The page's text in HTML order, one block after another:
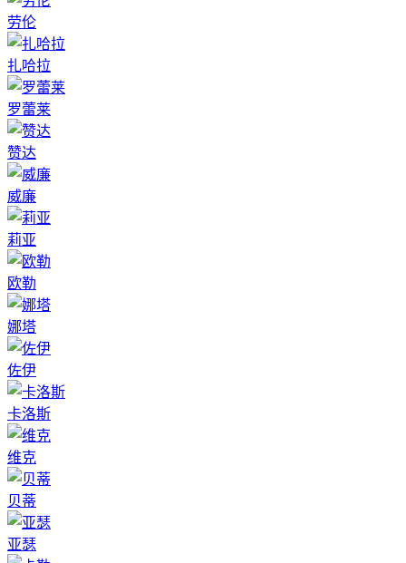
劳伦
扎哈拉
罗蕾莱
赞达
威廉
莉亚
欧勒
娜塔
佐伊
卡洛斯
维克
贝蒂
亚瑟